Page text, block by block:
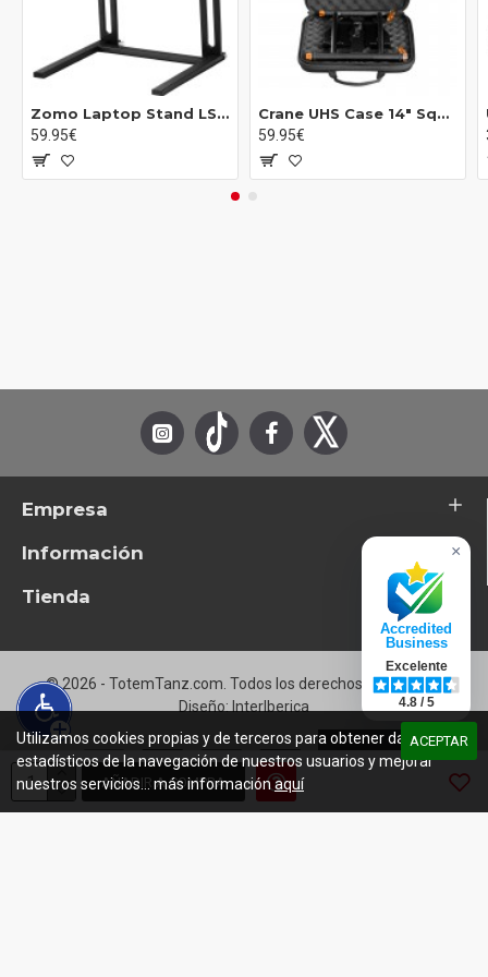
AÑADIR A COMPRA
Peso: 861 g
Zomo Laptop Stand LS-20
59.95€
Crane UHS Case 14" Square
59.95€
Empresa
Información
Tienda
© 2026 - TotemTanz.com. Todos los derechos reservados
Diseño: InterIberica
ACEPTAR
Utilizamos cookies propias y de terceros para obtener datos
estadísticos de la navegación de nuestros usuarios y mejorar
nuestros servicios... más informaciónaquí
×
Accredited
Business
Excelente
4.8 / 5